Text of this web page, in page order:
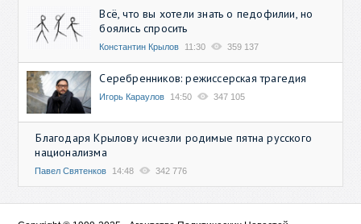
Всё, что вы хотели знать о педофилии, но
боялись спросить
Константин Крылов 11:30 359 137
Серебренников: режиссерская трагедия
Игорь Караулов 14:50 347 105
Благодаря Крылову исчезли родимые пятна русского
национализма
Павел Святенков 14:48 342 776